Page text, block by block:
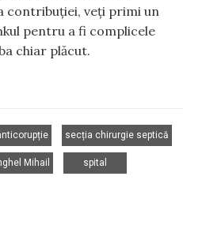
contribuției, veți primi un
pentru a fi complicele
chiar plăcut.
secția chirurgie septică
Mihail
spital